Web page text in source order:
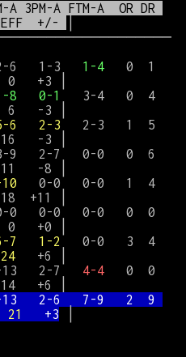
3PM-A FTM-A  OR DR
EFF  +/-
2-6   1-3 1-4
   0  1
+3 │
8 0-1
   3-4   0  4
-3 │
6 2-3
   2-3   1  5
-3 │
9   2-7   0-0   0  6
-8 │
   0-0   0-0   1  4
+11 │
0   0-0   0-0   0  0
+0 │
7 1-2
   0-0   3  4
24
   +6 │
13   2-7 4-4
   0  0
+6 │
21 +3